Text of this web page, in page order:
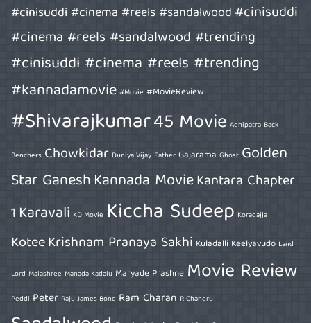
#cinisuddi #cinema #reels #sandalwood#cinisuddi
#cinema #reels #sandalwood #trending
#cinisuddi #cinema #reels #trending
#kannadamovie #Movie #MovieReview
#Shivarajkumar45 Movie Adhipatra Back
Benchers Chowkidar Duniya Vijay Father Gajarama Ghost Golden
Star GaneshKannada MovieKantara Chapter
1 Karavali KD Movie Kiccha Sudeep Koragajja
KoteeKrishnam Pranaya Sakhi Kuladalli Keelyavudo Land
Lord Malashree Manada Kadalu Maryade Prashne Movie Review
Peddi Peter Raju James Bond Ram Charan R Chandru